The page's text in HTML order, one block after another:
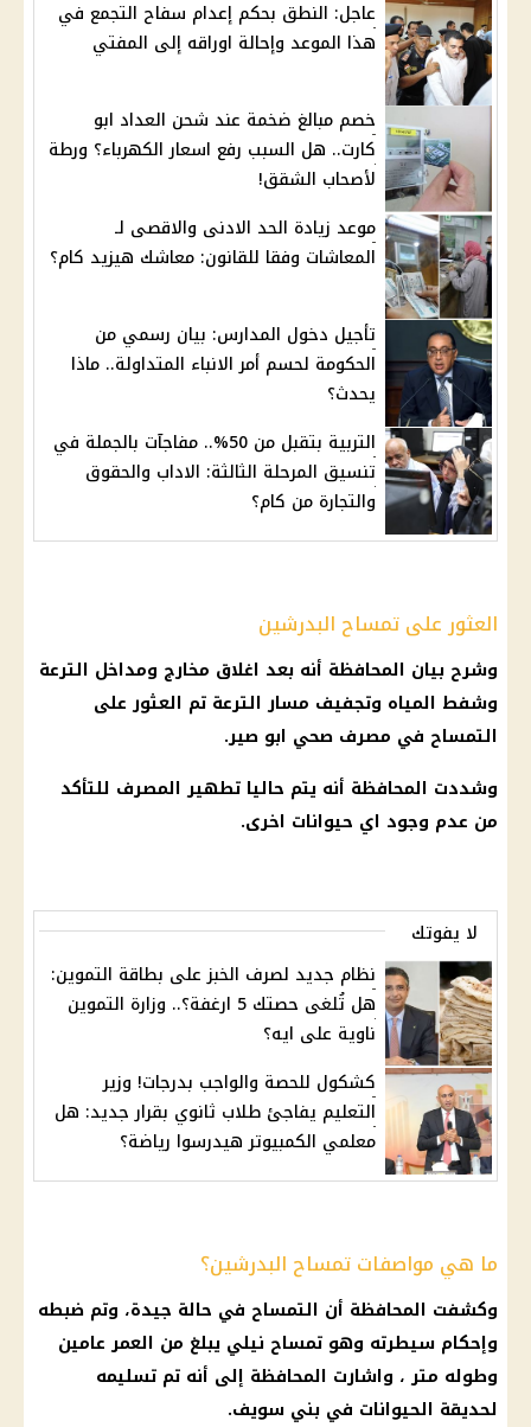
عاجل: النطق بحكم إعدام سفاح التجمع في
هذا الموعد وإحالة اوراقه إلى المفتي
خصم مبالغ ضخمة عند شحن العداد ابو
كارت.. هل السبب رفع اسعار الكهرباء؟ ورطة
لأصحاب الشقق!
موعد زيادة الحد الادنى والاقصى لـ
المعاشات وفقا للقانون: معاشك هيزيد كام؟
تأجيل دخول المدارس: بيان رسمي من
الحكومة لحسم أمر الانباء المتداولة.. ماذا
يحدث؟
التربية بتقبل من 50%.. مفاجآت بالجملة في
تنسيق المرحلة الثالثة: الاداب والحقوق
والتجارة من كام؟
العثور على تمساح البدرشين
وشرح بيان المحافظة أنه بعد اغلاق مخارج ومداخل الترعة
وشفط المياه وتجفيف مسار الترعة تم العثور على
التمساح في مصرف صحي ابو صير.
وشددت المحافظة أنه يتم حاليا تطهير المصرف للتأكد
من عدم وجود اي حيوانات اخرى.
لا يفوتك
نظام جديد لصرف الخبز على بطاقة التموين:
هل تُلغى حصتك 5 ارغفة؟.. وزارة التموين
ناوية على ايه؟
كشكول للحصة والواجب بدرجات! وزير
التعليم يفاجئ طلاب ثانوي بقرار جديد: هل
معلمي الكمبيوتر هيدرسوا رياضة؟
ما هي مواصفات تمساح البدرشين؟
وكشفت المحافظة أن التمساح في حالة جيدة، وتم ضبطه
وإحكام سيطرته وهو تمساح نيلي يبلغ من العمر عامين
وطوله متر ، واشارت المحافظة إلى أنه تم تسليمه
لحديقة الحيوانات في بني سويف.